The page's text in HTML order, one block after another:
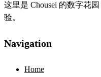
这里是 Chousei 的数字花
验。
Navigation
Home